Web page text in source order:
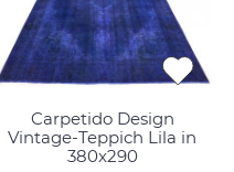
Carpetido Design
Vintage-Teppich Lila in
380x290